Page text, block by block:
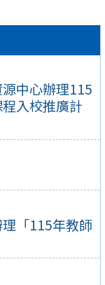
中心辦理115
入校推廣計
「115年教師